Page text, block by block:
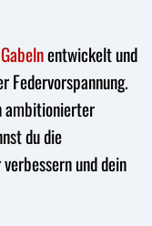
Gabelnentwickelt und
Federvorspannung.
ambitionierter
du die
und dein